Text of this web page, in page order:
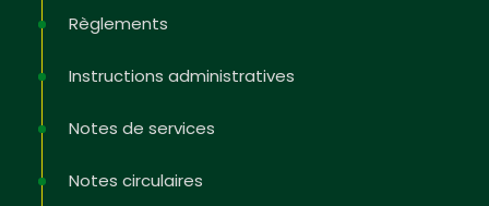
Règlements
Instructions administratives
Notes de services
Notes circulaires